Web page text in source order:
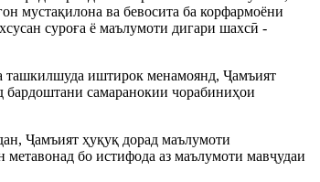
мустақилона ва бевосита ба корфармоёни
суроға ё маълумоти дигари шахсӣ -
ташкилшуда иштирок менамоянд, Ҷамъият
самаранокии чорабиниҳои
Ҷамъият ҳуқуқ дорад маълумоти
бо истифода аз маълумоти мавҷудаи